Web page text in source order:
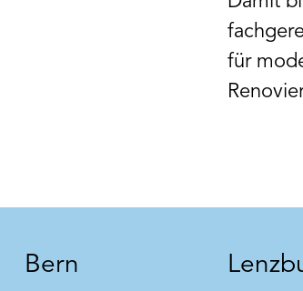
für
Bern